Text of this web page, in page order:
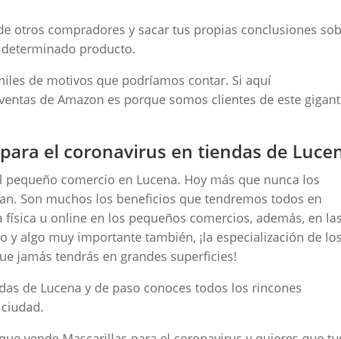
otros compradores y sacar tus propias conclusiones
producto.
de motivos que podríamos contar. Si aquí
de Amazon es porque somos clientes de este
el coronavirus en tiendas de
comercio en Lucena. Hoy más que nunca los
Son muchos los beneficios que tendremos todos en
u online en los pequeños comercios, además, en las
y algo muy importante también, ¡la especialización de los
jamás tendrás en grandes superficies!
de Lucena y de paso conoces todos los rincones